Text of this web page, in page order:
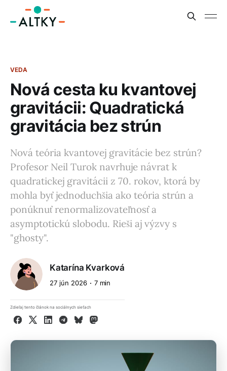
VEDA
Nová cesta ku kvantovej
gravitácii: Quadratická
gravitácia bez strún
Nová teória kvantovej gravitácie bez strún?
Profesor Neil Turok navrhuje návrat k
quadratickej gravitácii z 70. rokov, ktorá by
mohla byť jednoduchšia ako teória strún a
ponúknuť renormalizovateľnosť a
asymptotickú slobodu. Rieši aj výzvy s
"ghosty".
Katarína Kvarková
27 jún 2026 7 min
Zdieľaj tento článok na sociálnych sieťach
Facebook
X LinkedInTelegram
BlueskyMastodon